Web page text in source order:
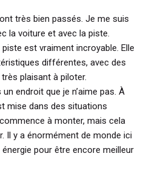
très bien passés. Je me suis
la voiture et avec la piste.
est vraiment incroyable. Elle
différentes, avec des
plaisant à piloter.
endroit que je n’aime pas. À
mise dans des situations
à monter, mais cela
Il y a énormément de monde ici
énergie pour être encore meilleur